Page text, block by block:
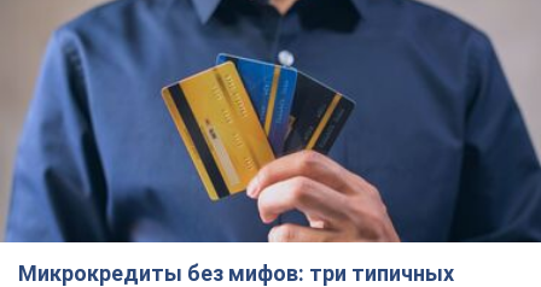
Микрокредиты без мифов: три типичных